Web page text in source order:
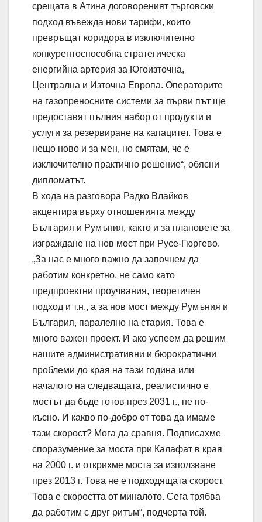
срещата в Атина договореният търговски
подход въвежда нови тарифи, които
превръщат коридора в изключително
конкурентоспособна стратегическа
енергийна артерия за Югоизточна,
Централна и Източна Европа. Операторите
на газопреносните системи за първи път ще
предоставят пълния набор от продукти и
услуги за резервиране на капацитет. Това е
нещо ново и за мен, но смятам, че е
изключително практично решение“, обясни
дипломатът.
В хода на разговора Радко Влайков
акцентира върху отношенията между
България и Румъния, както и за плановете за
изграждане на нов мост при Русе-Гюргево.
„За нас е много важно да започнем да
работим конкретно, не само като
предпроектни проучвания, теоретичен
подход и т.н., а за нов мост между Румъния и
България, паралелно на стария. Това е
много важен проект. И ако успеем да решим
нашите административни и бюрократични
проблеми до края на тази година или
началото на следващата, реалистично е
мостът да бъде готов през 2031 г., не по-
късно. И какво по-добро от това да имаме
тази скорост? Мога да сравня. Подписахме
споразумение за моста при Калафат в края
на 2000 г. и открихме моста за използване
през 2013 г. Това не е подходящата скорост.
Това е скоростта от миналото. Сега трябва
да работим с друг ритъм“, подчерта той.